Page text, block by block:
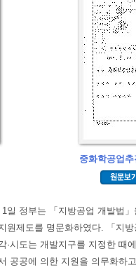
중화학공업
일 정부는 「지방공업 개발법
원제도를 명문화하였다. 「지
·시도는 개발지구를 지정한 때
공공에 의한 지원을 의무화하